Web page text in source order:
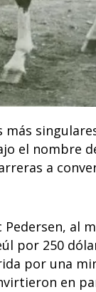
más
el nombre
a
al
por 250
por una
en